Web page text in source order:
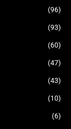
(96)
(93)
(60)
(47)
(43)
(10)
(6)